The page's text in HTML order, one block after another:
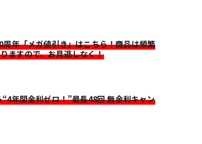
年「メガ値引き」はこちら！商品は頻繁
ますので、お見逃しなく！
年間金利ゼロ！”最長48回 無金利キャン